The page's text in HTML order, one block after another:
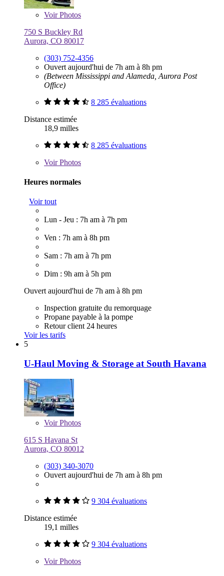
VoirPhotos
750 S Buckley Rd
Aurora, CO 80017
(303) 752-4356
Ouvert aujourd'hui de 7h am à 8h pm
(Between Mississippi and Alameda, Aurora Post
Office)
8 285 évaluations
Distance estimée
18,9 milles
8 285 évaluations
VoirPhotos
Heures normales
Voir tout
Lun - Jeu : 7h am à 7h pm
Ven : 7h am à 8h pm
Sam : 7h am à 7h pm
Dim : 9h am à 5h pm
Ouvert aujourd'hui de 7h am à 8h pm
Inspection gratuite du remorquage
Propane payable à la pompe
Retour client 24 heures
Voir les tarifs
5
U-Haul Moving & Storage at South Havana
VoirPhotos
615 S Havana St
Aurora, CO 80012
(303) 340-3070
Ouvert aujourd'hui de 7h am à 8h pm
9 304 évaluations
Distance estimée
19,1 milles
9 304 évaluations
VoirPhotos